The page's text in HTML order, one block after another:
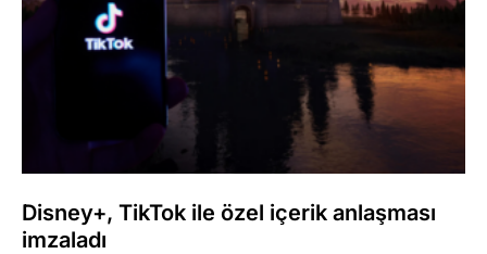
Disney+, TikTok ile özel içerik anlaşması
imzaladı